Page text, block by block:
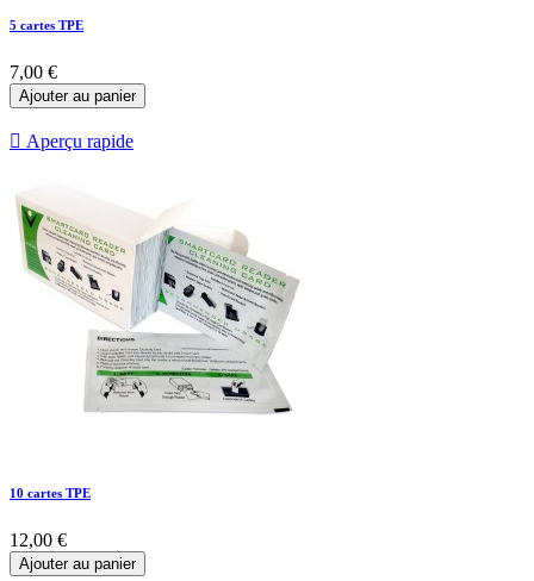
5 cartes TPE
7,00 €
Ajouter au panier
 Aperçu rapide
10 cartes TPE
12,00 €
Ajouter au panier